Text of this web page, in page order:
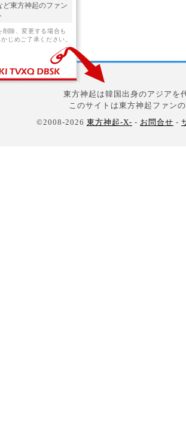
ど東方神起のファン
除、変更する場合も
じめご了承ください。
東方神起は韓国出身のアジアを
このサイトは東方神起ファン
©2008-2026 東方神起-X- - お問合せ -